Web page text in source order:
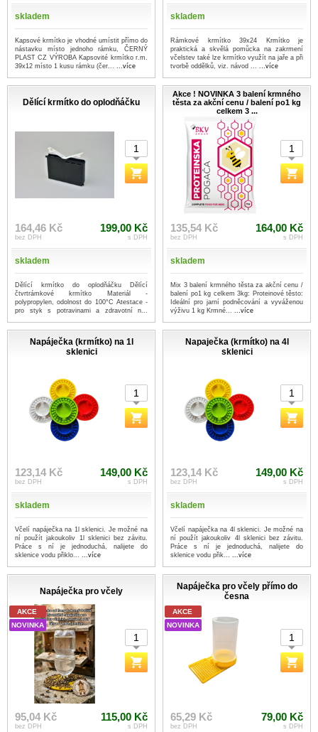
skladem
Kapsové krmítko je vhodné umístit přímo do
nástavku místo jednoho rámku, ČERNÝ
PLAST CZ VÝROBA Kapsovité krmítko r.m.
39x12 místo 1 kusu rámku (čer... ...více
skladem
Rámkové krmítko 39x24 Krmítko je
praktická a skvělá pomůcka na zakrmení
včelstev také lze krmítko využít na jaře a při
tvorbě oddělků, viz. návod ... ...více
Dělící krmítko do oplodňáčku
164,46 Kč
bez DPH
199,00 Kč
s DPH
skladem
Dělící krmítko do oplodňáčku Dělící
čtvrtrámkové krmítko Materiál -
polypropylen, odolnost do 100°C Atestace -
pro styk s potravinami a zdravotní n...
Akce ! NOVINKA 3 balení krmného
těsta za akční cenu / balení po1 kg
celkem 3 ...
135,54 Kč
bez DPH
164,00 Kč
s DPH
skladem
Mix 3 balení krmného těsta za akční cenu /
balení po1 kg celkem 3kg: Proteinové těsto:
Ideální pro jarní podněcování a vyváženou
výživu 1 kg Krmné... ...více
Napáječka (krmítko) na 1l
sklenici
123,14 Kč
bez DPH
149,00 Kč
s DPH
skladem
Včelí napáječka na 1l sklenici. Je možné na
ní použít jakoukoliv 1l sklenici bez závitu.
Práce s ní je jednoduchá, nalijete do
sklenice vodu přiklo... ...více
Napaječka (krmítko) na 4l
sklenici
123,14 Kč
bez DPH
149,00 Kč
s DPH
skladem
Včelí napáječka na 4l sklenici. Je možné na
ní použít jakoukoliv 4l sklenici bez závitu.
Práce s ní je jednoduchá, nalijete do
sklenice vodu přik... ...více
Napáječka pro včely
AKCE
NOVINKA
95,04 Kč
bez DPH
115,00 Kč
s DPH
Napáječka pro včely přímo do
česna
AKCE
NOVINKA
65,29 Kč
bez DPH
79,00 Kč
s DPH